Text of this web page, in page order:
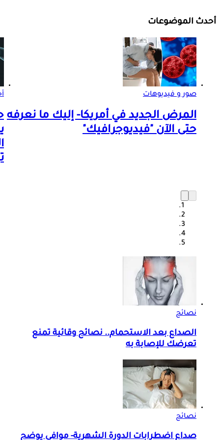
أحدث الموضوعات
صور و فيديوهات
المرض الجديد في أمريكا- إليك ما نعرفه
حتى الآن "فيديوجرافيك"
نصائح
الصداع بعد الاستحمام.. نصائح وقائية تمنع
تعرضك للإصابة به
نصائح
صداع اضطرابات الدورة الشهرية- موافي يوضح